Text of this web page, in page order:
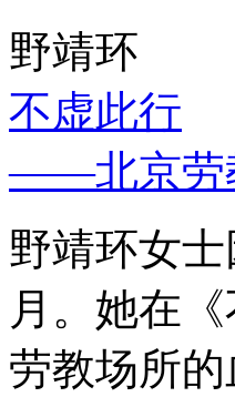
野靖环
不虚此行
——北京劳
野靖环女
月。她在
劳教场所